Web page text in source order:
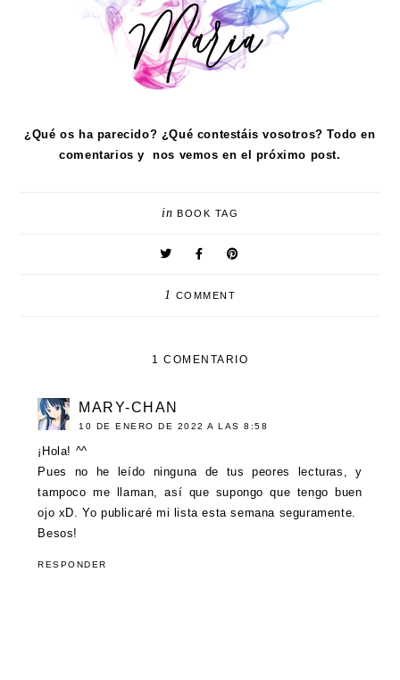
¿Qué os ha parecido? ¿Qué contestáis vosotros? Todo en
comentarios y nos vemos en el próximo post.
in BOOK TAG
1 COMMENT
1 COMENTARIO
MARY-CHAN
10 DE ENERO DE 2022 A LAS 8:58
¡Hola! ^^
Pues no he leído ninguna de tus peores lecturas, y
tampoco me llaman, así que supongo que tengo buen
ojo xD. Yo publicaré mi lista esta semana seguramente.
Besos!
RESPONDER